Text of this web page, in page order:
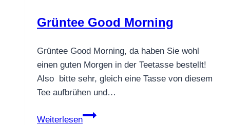
Grüntee Good Morning
Grüntee Good Morning, da haben Sie wohl
einen guten Morgen in der Teetasse bestellt!
Also bitte sehr, gleich eine Tasse von diesem
Tee aufbrühen und…
Weiterlesen
Grüntee